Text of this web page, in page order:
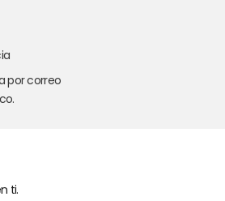
por correo
ti.